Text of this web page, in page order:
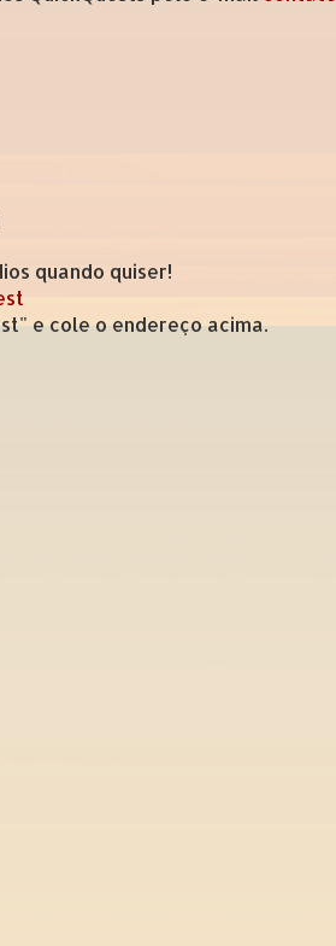
quando quiser!
e cole o endereço acima.